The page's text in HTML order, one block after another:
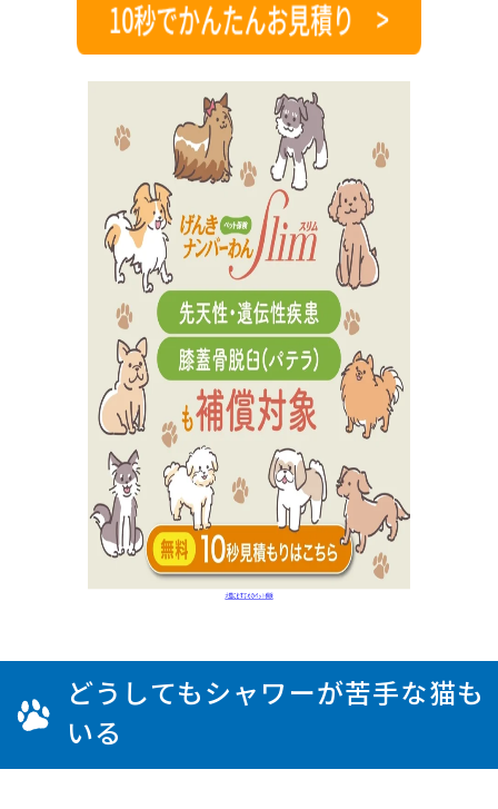
どうしてもシャワーが苦手な猫も
いる